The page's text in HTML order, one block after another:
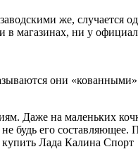
же, случается
в магазинах, ни у
они
Даже на маленьких
будь его
купить Лада Калина Спорт